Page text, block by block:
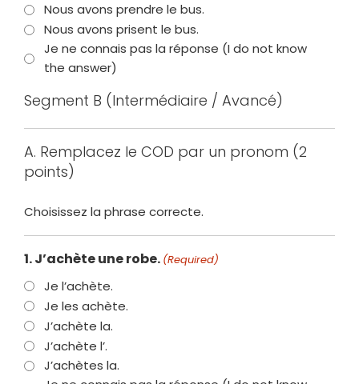
Nous avons prendre le bus.
Nous avons prisent le bus.
Je ne connais pas la réponse (I do not know
the answer)
Segment B (Intermédiaire / Avancé)
A. Remplacez le COD par un pronom (2
points)
Choisissez la phrase correcte.
1. J’achète une robe. (Required)
Je l’achète.
Je les achète.
J’achète la.
J’achète l’.
J’achètes la.